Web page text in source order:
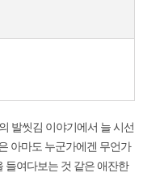
발씻김 이야기에서 늘 시선
아마도 누군가에겐 무언가
들여다보는 것 같은 애잔한